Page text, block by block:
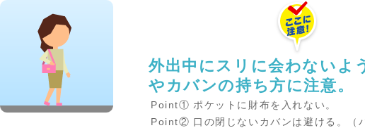
外出中にスリに会わないよ
やカバンの持ち方に注意。
Point① ポケットに財布を入れない。
Point② 口の閉じないカバンは避ける。（